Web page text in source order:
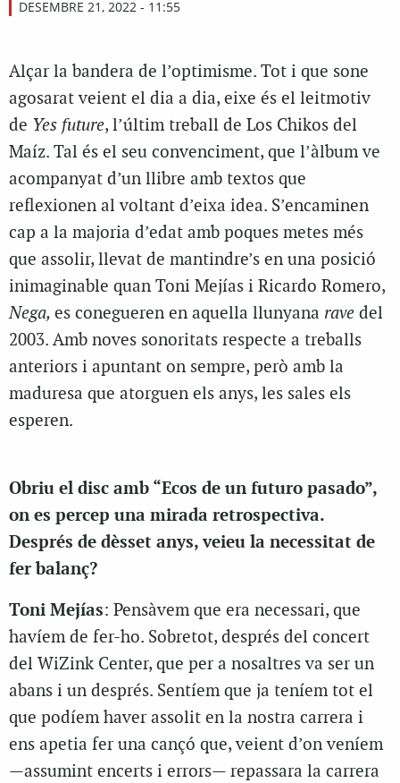
DESEMBRE 21, 2022 - 11:55
Alçar la bandera de l’optimisme. Tot i que sone
agosarat veient el dia a dia, eixe és el leitmotiv
de Yes future, l’últim treball de Los Chikos del
Maíz. Tal és el seu convenciment, que l’àlbum ve
acompanyat d’un llibre amb textos que
reflexionen al voltant d’eixa idea. S’encaminen
cap a la majoria d’edat amb poques metes més
que assolir, llevat de mantindre’s en una posició
inimaginable quan Toni Mejías i Ricardo Romero,
Nega, es conegueren en aquella llunyana rave del
2003. Amb noves sonoritats respecte a treballs
anteriors i apuntant on sempre, però amb la
maduresa que atorguen els anys, les sales els
esperen.
Obriu el disc amb “Ecos de un futuro pasado”,
on es percep una mirada retrospectiva.
Després de dèsset anys, veieu la necessitat de
fer balanç?
Toni Mejías: Pensàvem que era necessari, que
havíem de fer-ho. Sobretot, després del concert
del WiZink Center, que per a nosaltres va ser un
abans i un després. Sentíem que ja teníem tot el
que podíem haver assolit en la nostra carrera i
ens apetia fer una cançó que, veient d’on veníem
—assumint encerts i errors— repassara la carrera